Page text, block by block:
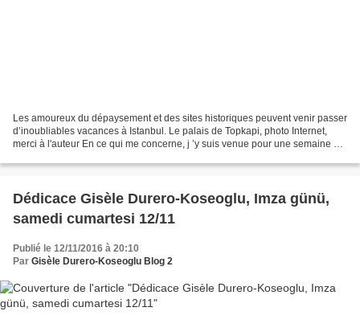
Les amoureux du dépaysement et des sites historiques peuvent venir passer
d’inoubliables vacances à Istanbul. Le palais de Topkapi, photo Internet,
merci à l'auteur En ce qui me concerne, j ’y suis venue pour une semaine et
Dédicace Gisèle Durero-Koseoglu, Imza günü,
samedi cumartesi 12/11
Publié le 12/11/2016 à 20:10
Par Gisèle Durero-Koseoglu Blog 2